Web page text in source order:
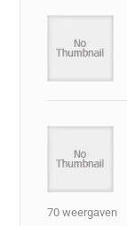
70 weergaven